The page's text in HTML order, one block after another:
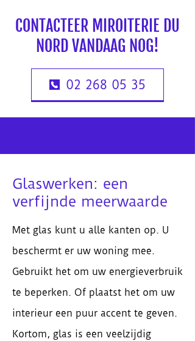
CONTACTEER MIROITERIE DU
NORD VANDAAG NOG!
02 268 05 35
Glaswerken: een
verfijnde meerwaarde
Met glas kunt u alle kanten op. U
beschermt er uw woning mee.
Gebruikt het om uw energieverbruik
te beperken. Of plaatst het om uw
interieur een puur accent te geven.
Kortom, glas is een veelzijdig